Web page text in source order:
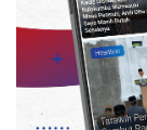
Menara
Indonesia